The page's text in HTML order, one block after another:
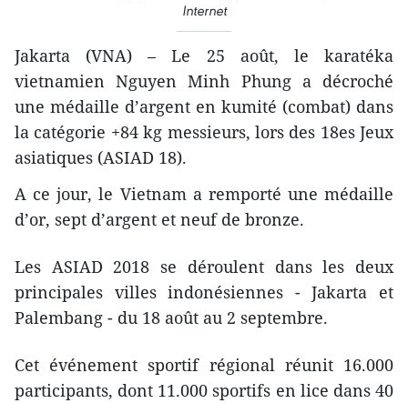
Internet
Jakarta (VNA) – Le 25 août, le karatéka
vietnamien Nguyen Minh Phung a décroché
une médaille d’argent en kumité (combat) dans
la catégorie +84 kg messieurs, lors des 18es Jeux
asiatiques (ASIAD 18).
A ce jour, le Vietnam a remporté une médaille
d’or, sept d’argent et neuf de bronze.
Les ASIAD 2018 se déroulent dans les deux
principales villes indonésiennes - Jakarta et
Palembang - du 18 août au 2 septembre.
Cet événement sportif régional réunit 16.000
participants, dont 11.000 sportifs en lice dans 40